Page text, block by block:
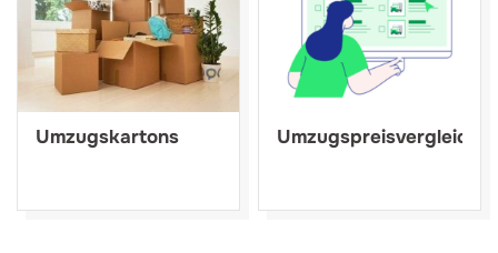
Umzugskartons Umzugspreisvergleich